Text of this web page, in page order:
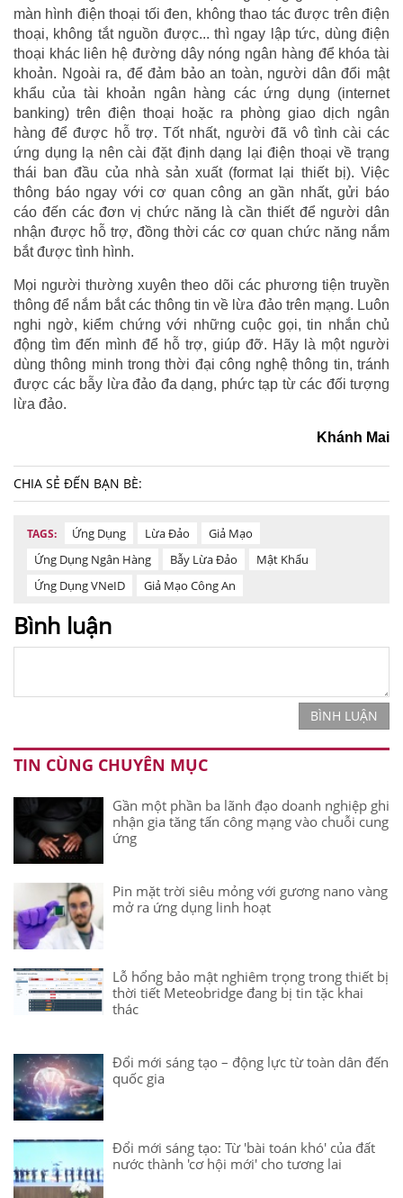
màn hình điện thoại tối đen, không thao tác được trên điện
thoại, không tắt nguồn được... thì ngay lập tức, dùng điện
thoại khác liên hệ đường dây nóng ngân hàng để khóa tài
khoản. Ngoài ra, để đảm bảo an toàn, người dân đổi mật
khẩu của tài khoản ngân hàng các ứng dụng (internet
banking) trên điện thoại hoặc ra phòng giao dịch ngân
hàng để được hỗ trợ. Tốt nhất, người đã vô tình cài các
ứng dụng lạ nên cài đặt định dạng lại điện thoại về trạng
thái ban đầu của nhà sản xuất (format lại thiết bị). Việc
thông báo ngay với cơ quan công an gần nhất, gửi báo
cáo đến các đơn vị chức năng là cần thiết để người dân
nhận được hỗ trợ, đồng thời các cơ quan chức năng nắm
bắt được tình hình.
Mọi người thường xuyên theo dõi các phương tiện truyền
thông để nắm bắt các thông tin về lừa đảo trên mạng. Luôn
nghi ngờ, kiểm chứng với những cuộc gọi, tin nhắn chủ
động tìm đến mình để hỗ trợ, giúp đỡ. Hãy là một người
dùng thông minh trong thời đại công nghệ thông tin, tránh
được các bẫy lừa đảo đa dạng, phức tạp từ các đối tượng
lừa đảo.
Khánh Mai
CHIA SẺ ĐẾN BẠN BÈ:
TAGS: Ứng Dụng Lừa Đảo
Giả Mạo
Ứng Dụng Ngân Hàng
Bẫy Lừa Đảo
Mật Khẩu
Ứng Dụng VNeID
Giả Mạo Công An
Bình luận
BÌNH LUẬN
TIN CÙNG CHUYÊN MỤC
Gần một phần ba lãnh đạo doanh nghiệp ghi
nhận gia tăng tấn công mạng vào chuỗi cung
ứng
Pin mặt trời siêu mỏng với gương nano vàng
mở ra ứng dụng linh hoạt
Lỗ hổng bảo mật nghiêm trọng trong thiết bị
thời tiết Meteobridge đang bị tin tặc khai
thác
Đổi mới sáng tạo – động lực từ toàn dân đến
quốc gia
Đổi mới sáng tạo: Từ 'bài toán khó' của đất
nước thành 'cơ hội mới' cho tương lai